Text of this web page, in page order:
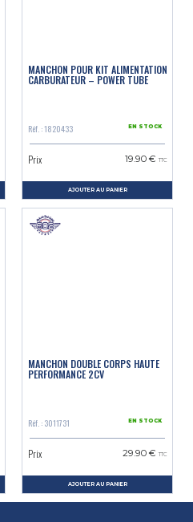
MANCHON POUR KIT ALIMENTATION
CARBURATEUR – POWER TUBE
Réf. : 1820433 EN STOCK
Prix 19.90 € TTC
AJOUTER AU PANIER
MANCHON DOUBLE CORPS HAUTE
PERFORMANCE 2CV
Réf. : 3011731 EN STOCK
Prix 29.90 € TTC
AJOUTER AU PANIER